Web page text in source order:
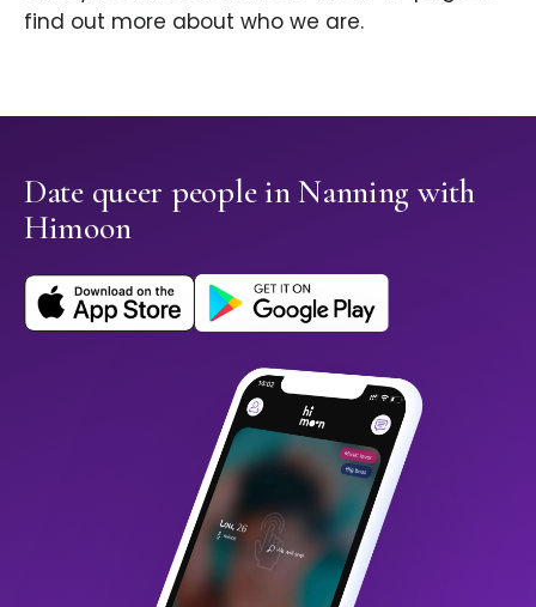
find out more about who we are.
Date queer people in Nanning with
Himoon